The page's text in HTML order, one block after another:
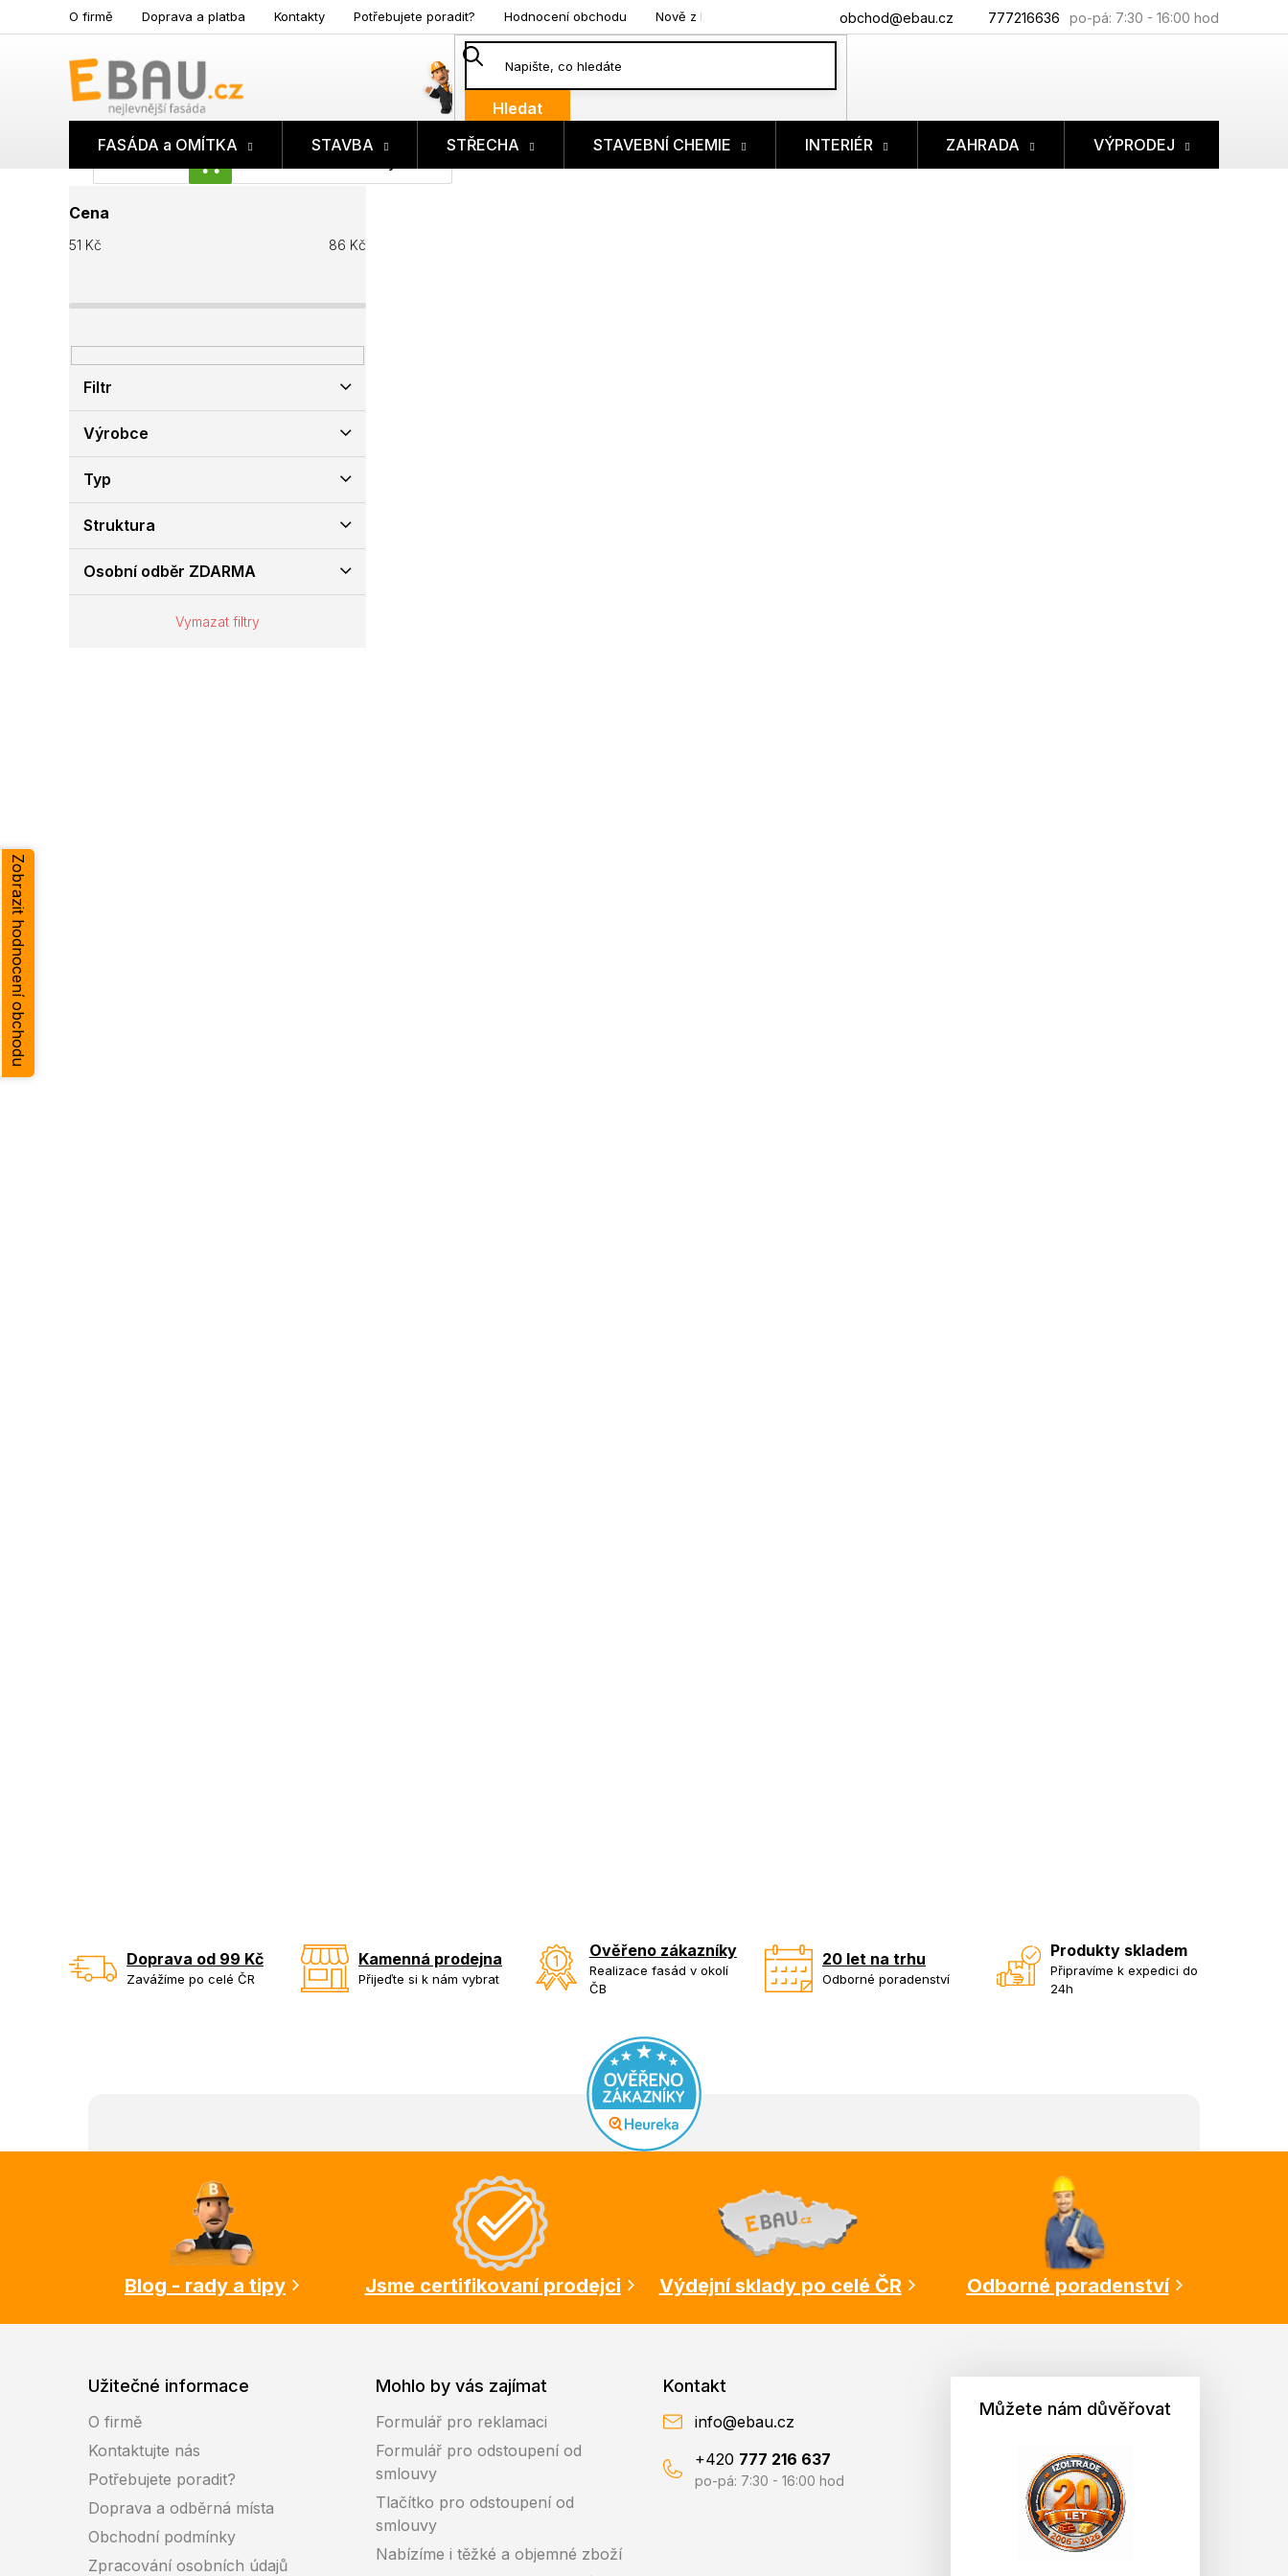
na
777216636
obchod@ebau.cz
O firmě Doprava a platba Kontakty Potřebujete poradit? Hodnocení obchodu Nově z blogu
Hledat
NÁKUPNÍ
FASÁDA a OMÍTKA STAVBA STŘECHA STAVEBNÍ CHEMIE INTERIÉR ZAHRADA VÝPRODEJ
o
s
a
n
í
a
Cena
51 Kč 86 Kč
Filtr
Výrobce
Typ
Struktura
Osobní odběr ZDARMA
Vymazat filtry
Doprava od 99 Kč
Zavážíme po celé ČR
Kamenná prodejna
Přijeďte si k nám vybrat
Ověřeno zákazníky
Realizace fasád v okolí
ČB
20 let na trhu
Odborné poradenství
Produkty skladem
Připravíme k expedici do
24h
Blog - rady a tipy
Jsme certifikovaní prodejci Výdejní sklady po celé ČR Odborné poradenství
Užitečné informace
O firmě
Kontaktujte nás
Potřebujete poradit?
Doprava a odběrná místa
Obchodní podmínky
Zpracování osobních údajů
Mohlo by vás zajímat
Formulář pro reklamaci
Formulář pro odstoupení od
smlouvy
Tlačítko pro odstoupení od
smlouvy
Nabízíme i těžké a objemné zboží
Kontakt
info@ebau.cz
+420 777 216 637
po-pá: 7:30 - 16:00 hod
Můžete nám důvěřovat
Zobrazit hodnocení obchodu